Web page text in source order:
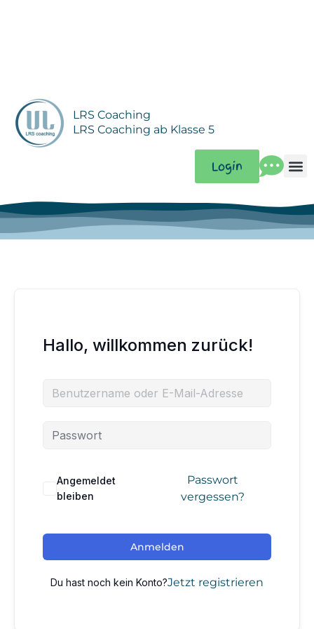
LRS Coaching
LRS Coaching ab Klasse 5
Login
Hallo, willkommen zurück!
Angemeldet
bleiben
Passwort
vergessen?
Anmelden
Du hast noch kein Konto?Jetzt registrieren